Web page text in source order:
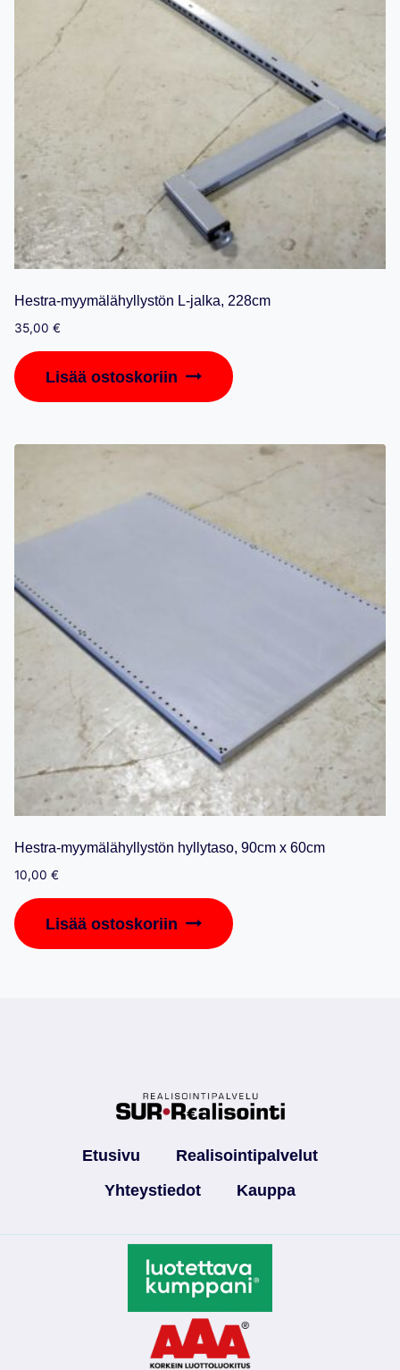
Hestra-myymälähyllystön L-jalka, 228cm
35,00 €
Lisää ostoskoriin
Hestra-myymälähyllystön hyllytaso, 90cm x 60cm
10,00 €
Lisää ostoskoriin
Etusivu
Realisointipalvelut
Yhteystiedot
Kauppa